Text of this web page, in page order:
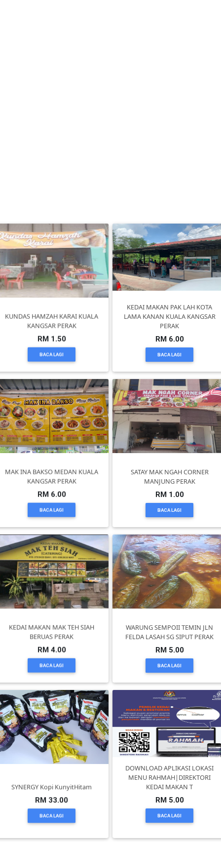
KUNDAS HAMZAH KARAI KUALA
KANGSAR PERAK
RM 1.50
BACA LAGI
KEDAI MAKAN PAK LAH KOTA
LAMA KANAN KUALA KANGSAR
PERAK
RM 6.00
BACA LAGI
MAK INA BAKSO MEDAN KUALA
KANGSAR PERAK
RM 6.00
BACA LAGI
SATAY MAK NGAH CORNER
MANJUNG PERAK
RM 1.00
BACA LAGI
KEDAI MAKAN MAK TEH SIAH
BERUAS PERAK
RM 4.00
BACA LAGI
WARUNG SEMPOII TEMIN JLN
FELDA LASAH SG SIPUT PERAK
RM 5.00
BACA LAGI
SYNERGY Kopi KunyitHitam
RM 33.00
BACA LAGI
DOWNLOAD APLIKASI LOKASI
MENU RAHMAH|DIREKTORI
KEDAI MAKAN T
RM 5.00
BACA LAGI
TERENGGANU(12)
SABAH(0)
SARAWAK(2)
JOHOR(8)
MELAKA(53)
PENANG(2)
PERLIS(6)
LUMPUR(16)
PUTRAJAYA(9)
LABUAN(2)
MALAYSIA(82)
INDONESIA(1)
SINGAPORE(0)
BRUNEI(0)